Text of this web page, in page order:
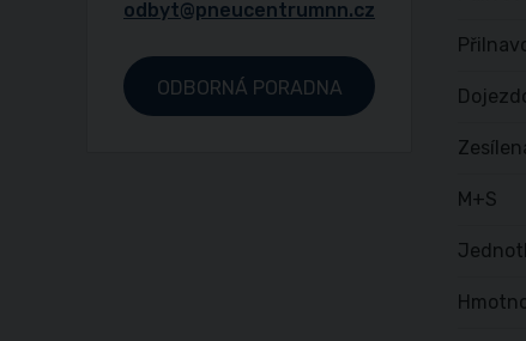
M+S
odbyt@pneucentrumnn.cz
ODBORNÁ PORADNA